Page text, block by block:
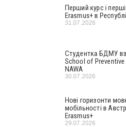
Перший курс і
Erasmus+ в
31.07.2026
Студентка БДМУ
School of
NAWA
30.07.2026
Нові горизонти
мобільності в
Erasmus+
29.07.2026